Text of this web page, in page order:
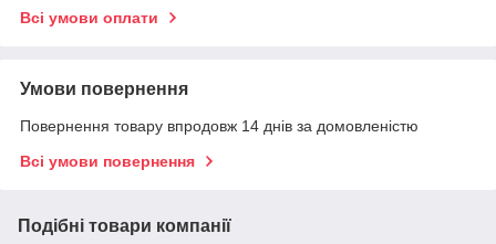
Всі умови оплати
Умови повернення
Повернення товару впродовж 14 днів за домовленістю
Всі умови повернення
Подібні товари компанії